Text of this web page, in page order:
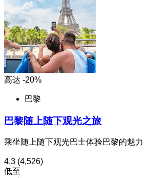
高达 -20%
巴黎
巴黎随上随下观光之旅
乘坐随上随下观光巴士体验巴黎的魅力
4.3 (4,526)
低至